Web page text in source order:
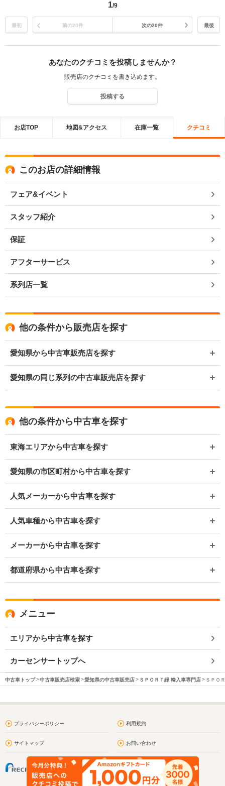
1/9
最初 前の20件 次の20件 最後
あなたのクチコミを投稿しませんか？
販売店のクチコミを書き込めます。
投稿する
お店TOP 地図&アクセス 在庫一覧 クチコミ
このお店の詳細情報
フェア&イベント
スタッフ紹介
保証
アフターサービス
系列店一覧
他の条件から販売店を探す
愛知県から中古車販売店を探す
愛知県の同じ系列の中古車販売店を探す
他の条件から中古車を探す
東海エリアから中古車を探す
愛知県の市区町村から中古車を探す
人気メーカーから中古車を探す
人気車種から中古車を探す
メーカーから中古車を探す
都道府県から中古車を探す
メニュー
エリアから中古車を探す
カーセンサートップへ
中古車トップ 中古車販売店検索 愛知県の中古車販売店 ＳＰＯＲＴ緑 輸入車専門店 ＳＰＯ
プライバシーポリシー 利用規約
サイトマップ お問い合わせ